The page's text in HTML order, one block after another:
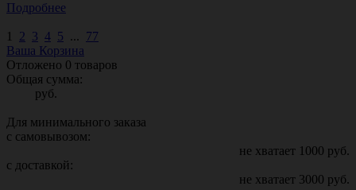
Подробнее
1 2 3 4 5 ... 77
Ваша Корзина
Отложено 0 товаров
Общая сумма:
руб.
Для минимального заказа
с самовывозом:
не хватает 1000 руб.
с доставкой:
не хватает 3000 руб.